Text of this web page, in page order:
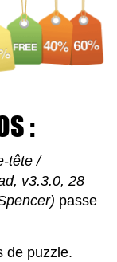
:
tête /
v3.3.0, 28
passe
de puzzle.